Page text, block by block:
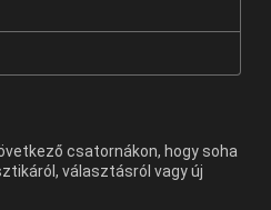
csatornákon, hogy soha
választásról vagy új